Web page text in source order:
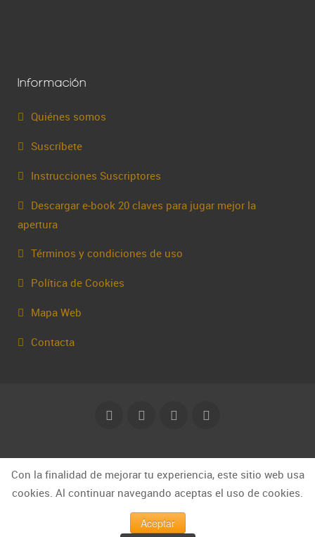
Información
Quiénes somos
Suscríbete
Instrucciones Suscriptores
Descargar e-book 20 claves para jugar mejor la
apertura
Términos y condiciones de uso
Política de Cookies
Mapa Web
Contacta
© Capakhine 2025 | capakhine@gmail.com
Con la finalidad de mejorar tu experiencia, este sitio web usa
cookies. Al continuar navegando aceptas el uso de cookies.
Aceptar